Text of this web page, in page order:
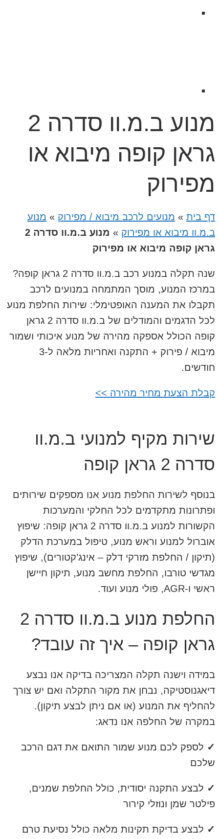
מנוע ב.מ.וו סדרה 2
גראן קופה מיבוא או
מפירוק
דף בית » מנועים לרכב מיבוא / מפירוק » מנוע
ב.מ.וו מיבוא או מפירוק »
מנוע ב.מ.וו סדרה 2
גראן קופה מיבוא או מפירוק
שנה תקלה במנוע רכב ב.מ.וו סדרה 2 גראן קופה?
במרכז המנוע, מוסך המתמחה במנועים לרכב
תקבלו את המענה האופטימלי: שירות החלפת מנוע
לכל הדגמים והמודלים של ב.מ.וו סדרה 2 גראן
קופה הכולל אספקה מהירה של מנוע איכותי ושמור
מיבוא / פירוק + התקנה ואחריות מלאה ל-3
חודשים.
קבלת הצעת מחיר מהירה >>
שירות מקיף למנועי ב.מ.וו
סדרה 2 גראן קופה
בנוסף לשירות החלפת מנוע אנו מספקים שירותים
ופתרונות מתקדמים לכל החלקי והמערכות
הקשורות למנוע ב.מ.וו סדרה 2 גראן קופה: שיפוץ
אוברול למנוע וראש מנוע, טיפול במערכת הדלק
(תיקון / החלפת מזרקי דלק – אינג’קטורים), שיפוץ
מגדשי טורבו, החלפת מחשב מנוע, תיקון חיישן
ראשי ו-AGR, פולי מנוע ועוד.
החלפת מנוע ב.מ.וו סדרה 2
גראן קופה – איך זה עובד?
במידה וישנה תקלה המצריכה בדיקה אנו נבצע
דיאגנוסטיקה, נבחן את מקור התקלה ואם יש צורך
להחליף את המנוע (או אם ניתן לבצע תיקון).
במקרה של החלפה אנו נדאג:
✓ לספק לכם מנוע שמור התואם את דגם הרכב
שלכם
✓ לבצע התקנה יסודית, כולל החלפת שמנים,
פילטר שמן ונוזלי קירור
✓ לבצע בדיקת תקינות מלאה כולל נסיעת טרם